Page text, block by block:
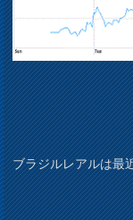
ブラジルレアルは最